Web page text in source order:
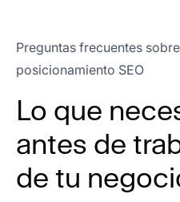
por el apoyo.
Pedro
Preguntas frecuentes
posicionamiento SEO
Lo que
antes de
de tu